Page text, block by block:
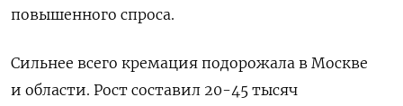
повышенного спроса.
Сильнее всего кремация подорожала в Москве
и области. Рост составил 20-45 тысяч